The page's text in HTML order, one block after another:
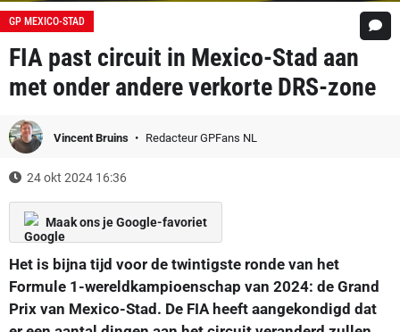
GP MEXICO-STAD
FIA past circuit in Mexico-Stad aan
met onder andere verkorte DRS-zone
Vincent Bruins Redacteur GPFans NL
24 okt 2024 16:36
Maak ons je Google-favoriet
Het is bijna tijd voor de twintigste ronde van het
Formule 1-wereldkampioenschap van 2024: de Grand
Prix van Mexico-Stad. De FIA heeft aangekondigd dat